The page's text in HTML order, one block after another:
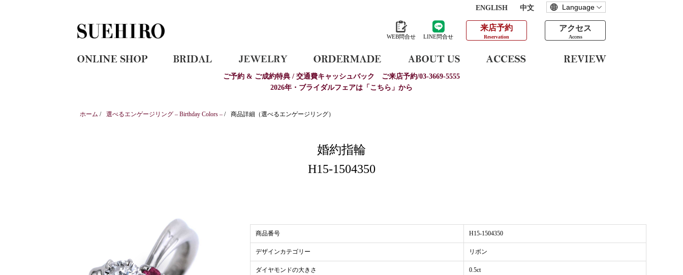
ENGLISH 中文
WEB問合せ LINE問合せ
来店予約
Reservation
アクセス
Access
ご予約 & ご成約特典 / 交通費キャッシュバック
ご来店予約/03-3669-5555
2026年・ブライダルフェアは「こちら」から
ホーム / 選べるエンゲージリング – Birthday Colors – / 商品詳細（選べるエンゲージリング）
婚約指輪
H15-1504350
商品番号 H15-1504350
デザインカテゴリー リボン
ダイヤモンドの大きさ 0.5ct